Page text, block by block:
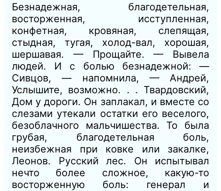
Безнадежная, благодетельная,
восторженная, исступленная,
конфетная, кровяная, слепящая,
стыдная, тугая, холод-вал, хорошая,
шершавая. — Прощайте. — Вывела
людей. И с болью безнадежной: —
Сивцов, — напомнила, — Андрей,
Услышите, возможно. . . Твардовский,
Дом у дороги. Он заплакал, и вместе со
слезами утекали остатки его веселого,
безоблачного мальчишества. То была
грубая, благодетельная боль,
неизбежная при ковке или закалке,
Леонов. Русский лес. Он испытывал
нечто более сложное, какую-то
восторженную боль: генерал и